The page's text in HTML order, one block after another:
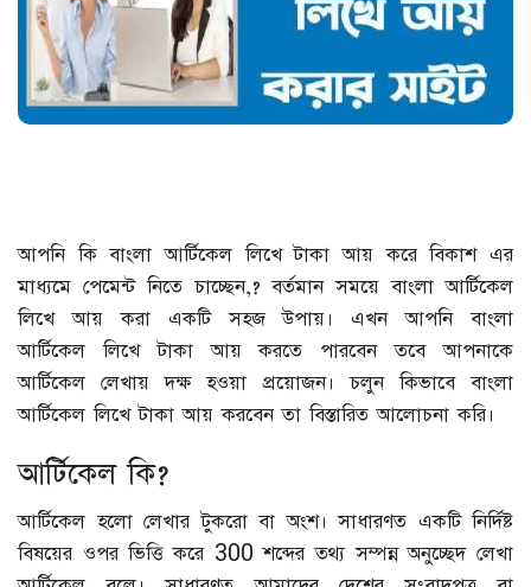
আকর্ষণীয় তথ্য
লেখার নিয়মাবলী
পাঁচমিশালী
ভ্রমণ
লাইফ স্টাইল
স্বাস্থ্য
খেলা
টিপস
আপনি কি বাংলা আর্টিকেল লিখে টাকা আয় করে বিকাশ এর
মাধ্যমে পেমেন্ট নিতে চাচ্ছেন,? বর্তমান সময়ে বাংলা আর্টিকেল
লিখে আয় করা একটি সহজ উপায়। এখন আপনি বাংলা
আর্টিকেল লিখে টাকা আয় করতে পারবেন তবে আপনাকে
আর্টিকেল লেখায় দক্ষ হওয়া প্রয়োজন। চলুন কিভাবে বাংলা
আর্টিকেল লিখে টাকা আয় করবেন তা বিস্তারিত আলোচনা করি।
আর্টিকেল কি?
আর্টিকেল হলো লেখার টুকরো বা অংশ। সাধারণত একটি নির্দিষ্ট
বিষয়ের ওপর ভিত্তি করে 300 শব্দের তথ্য সম্পন্ন অনুচ্ছেদ লেখা